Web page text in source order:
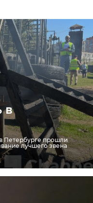
в
Петербурге прошли
лучшего звена